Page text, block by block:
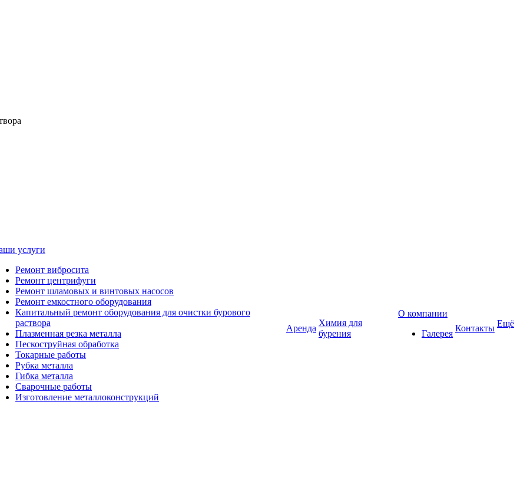
услуги
Ремонт вибросита
Ремонт центрифуги
Ремонт шламовых и винтовых насосов
Ремонт емкостного оборудования
Капитальный ремонт оборудования для очистки бурового
раствора
Плазменная резка металла
Пескоструйная обработка
Токарные работы
Рубка металла
Гибка металла
Сварочные работы
Изготовление металлоконструкций
Аренда
Химия для
бурения
О компании
Галерея
Контакты Ещё